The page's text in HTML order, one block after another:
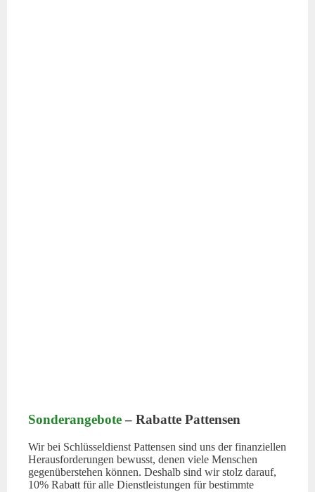
Sonderangebote– Rabatte Pattensen
Wir bei Schlüsseldienst Pattensen sind uns der finanziellen
Herausforderungen bewusst, denen viele Menschen
gegenüberstehen können. Deshalb sind wir stolz darauf,
10% Rabatt für alle Dienstleistungen für bestimmte